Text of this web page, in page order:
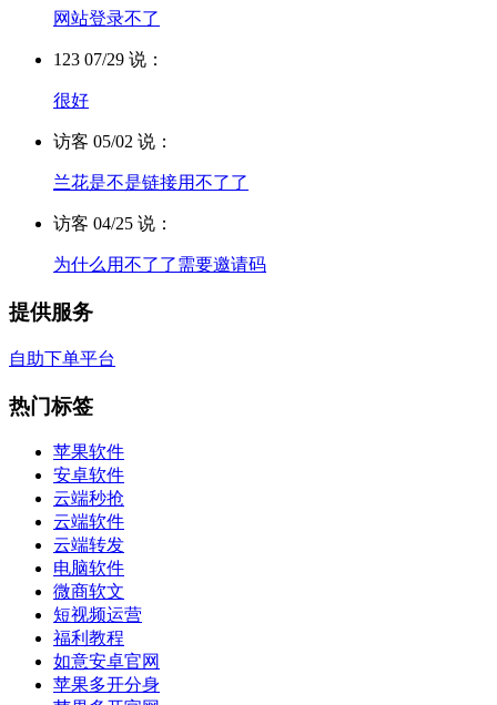
网站登录不了
123 07/29 说：
很好
访客 05/02 说：
兰花是不是链接用不了了
访客 04/25 说：
为什么用不了了需要邀请码
提供服务
自助下单平台
热门标签
苹果软件
安卓软件
云端秒抢
云端软件
云端转发
电脑软件
微商软文
短视频运营
福利教程
如意安卓官网
苹果多开分身